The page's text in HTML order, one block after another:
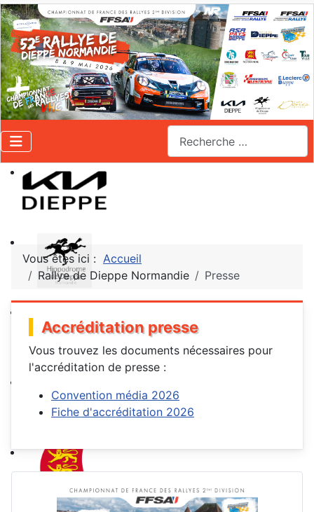
Vous êtes ici : Accueil
Rallye de Dieppe Normandie
Presse
Accréditation presse
Vous trouvez les documents nécessaires pour
l'accréditation de presse :
Convention média 2026
Fiche d'accréditation 2026